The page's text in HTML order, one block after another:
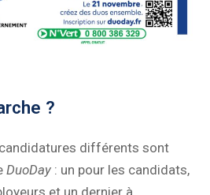
?
différents sont
DuoDay : un pour les candidats,
et un dernier à